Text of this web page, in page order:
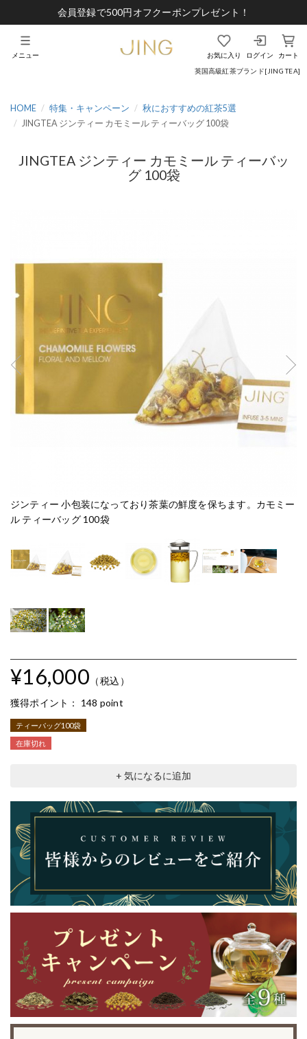
会員登録で500円オフクーポンプレゼント！
英国高級紅茶ブランド[JING TEA]
お気に入り ログイン カート
メニュー
HOME 特集・キャンペーン
秋におすすめの紅茶5選
JINGTEA ジンティー カモミール ティーバッグ 100袋
JINGTEA ジンティー カモミール ティーバッ
グ 100袋
ジンティー 小包装になっており茶葉の鮮度を保ちます。カモミー
ル ティーバッグ 100袋
¥16,000 （税込）
獲得ポイント： 148 point
ティーバッグ100袋
在庫切れ
+ 気になるに追加